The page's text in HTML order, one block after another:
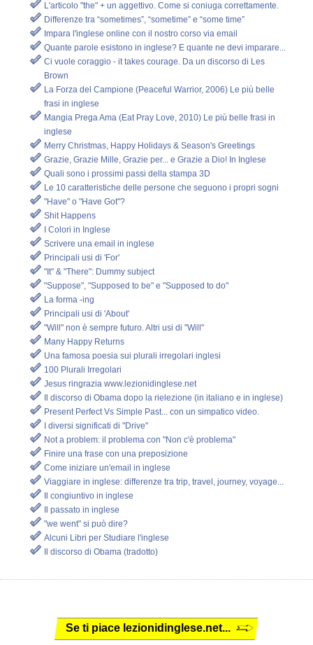
L'articolo "the" + un aggettivo. Come si coniuga correttamente.
Differenze tra “sometimes”, “sometime” e “some time”
Impara l'inglese online con il nostro corso via email
Quante parole esistono in inglese? E quante ne devi imparare...
Ci vuole coraggio - it takes courage. Da un discorso di Les
Brown
La Forza del Campione (Peaceful Warrior, 2006) Le più belle
frasi in inglese
Mangia Prega Ama (Eat Pray Love, 2010) Le più belle frasi in
inglese
Merry Christmas, Happy Holidays & Season's Greetings
Grazie, Grazie Mille, Grazie per... e Grazie a Dio! In Inglese
Quali sono i prossimi passi della stampa 3D
Le 10 caratteristiche delle persone che seguono i propri sogni
"Have" o "Have Got"?
Shit Happens
I Colori in Inglese
Scrivere una email in inglese
Principali usi di 'For'
"It" & "There": Dummy subject
"Suppose", "Supposed to be" e "Supposed to do"
La forma -ing
Principali usi di 'About'
"Will" non è sempre futuro. Altri usi di "Will"
Many Happy Returns
Una famosa poesia sui plurali irregolari inglesi
100 Plurali Irregolari
Jesus ringrazia www.lezionidinglese.net
Il discorso di Obama dopo la rielezione (in italiano e in inglese)
Present Perfect Vs Simple Past... con un simpatico video.
I diversi significati di "Drive"
Not a problem: il problema con "Non c'è problema"
Finire una frase con una preposizione
Come iniziare un'email in inglese
Viaggiare in inglese: differenze tra trip, travel, journey, voyage...
Il congiuntivo in inglese
Il passato in inglese
"we went" si può dire?
Alcuni Libri per Studiare l'inglese
Il discorso di Obama (tradotto)
Se ti piace lezionidinglese.net...